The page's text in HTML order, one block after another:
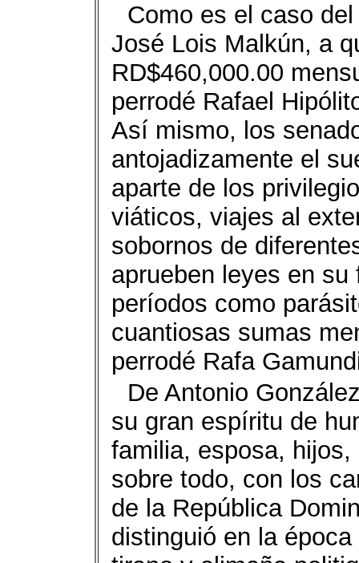
Como es el caso
José Lois Malkún, a
RD$460,000.00
perrodé Rafael
Así mismo, los
antojadizamente el
aparte de los
viáticos, viajes al
sobornos de
aprueben leyes en
períodos como
cuantiosas sumas
perrodé Rafa
De Antonio
su gran espíritu de
familia, esposa,
sobre todo, con los
de la República
distinguió en la